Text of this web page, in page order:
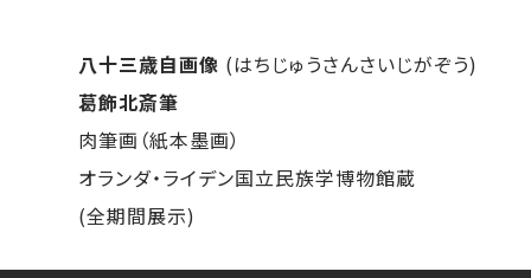
八十三歳自画像 (はちじゅうさんさいじがぞう)
葛飾北斎筆
肉筆画（紙本墨画）
オランダ・ライデン国立民族学博物館蔵
(全期間展示)